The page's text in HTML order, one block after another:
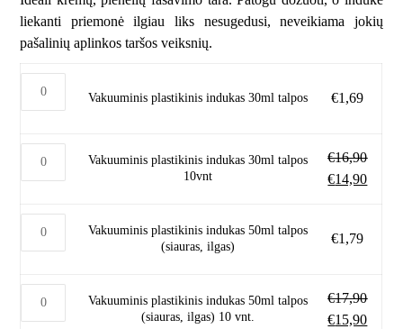
liekanti priemonė ilgiau liks nesugedusi, neveikiama jokių
pašalinių aplinkos taršos veiksnių.
Vakuuminis plastikinis indukas 30ml talpos €1,69
Vakuuminis plastikinis indukas 30ml talpos
10vnt
€16,90
€14,90
Vakuuminis plastikinis indukas 50ml talpos
(siauras, ilgas)
€1,79
Vakuuminis plastikinis indukas 50ml talpos
(siauras, ilgas) 10 vnt.
€17,90
€15,90